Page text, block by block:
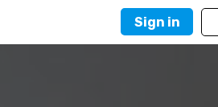
Sign in